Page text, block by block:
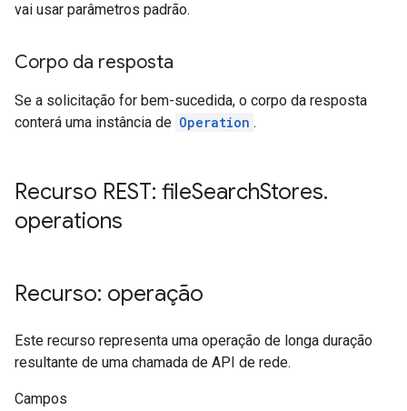
vai usar parâmetros padrão.
Corpo da resposta
Se a solicitação for bem-sucedida, o corpo da resposta
conterá uma instância de Operation .
Recurso REST: fileSearchStores.
operations
Recurso: operação
Este recurso representa uma operação de longa duração
resultante de uma chamada de API de rede.
Campos